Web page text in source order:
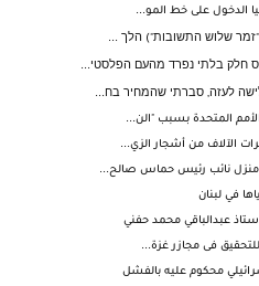
الدخول على خط المو...
שלוש התשובות") הלך ...
חלק בלתי נפרד מהעם הפלסטי...
לעזה, סברתי שהמחיר בח...
المتحدة بسبب "الن...
الآلاف من أشجار الزي...
منزل نائب رئيس حماس صالح...
في لبنان
عبدالباقي محمد حفني
للتحقيق فى مجازر غزة...